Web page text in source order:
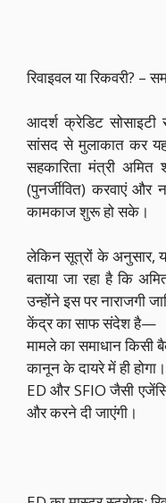
रिवाइवल या रिकवरी? –
आदर्श क्रेडिट
सांसद से मुलाकात कर
सहकारिता मंत्री अमित
(पुनर्जीवित) करवाएं और
कामकाज शुरू हो सके।
लेकिन सूत्रों के अनुसार,
बताया जा रहा है कि
उन्होंने इस पर नाराजगी
केंद्र का साफ संदेश है—
मामले का समाधान किसी
कानून के दायरे में ही होगा।
ED और SFIO जैसी
और करने दी जाएंगी।